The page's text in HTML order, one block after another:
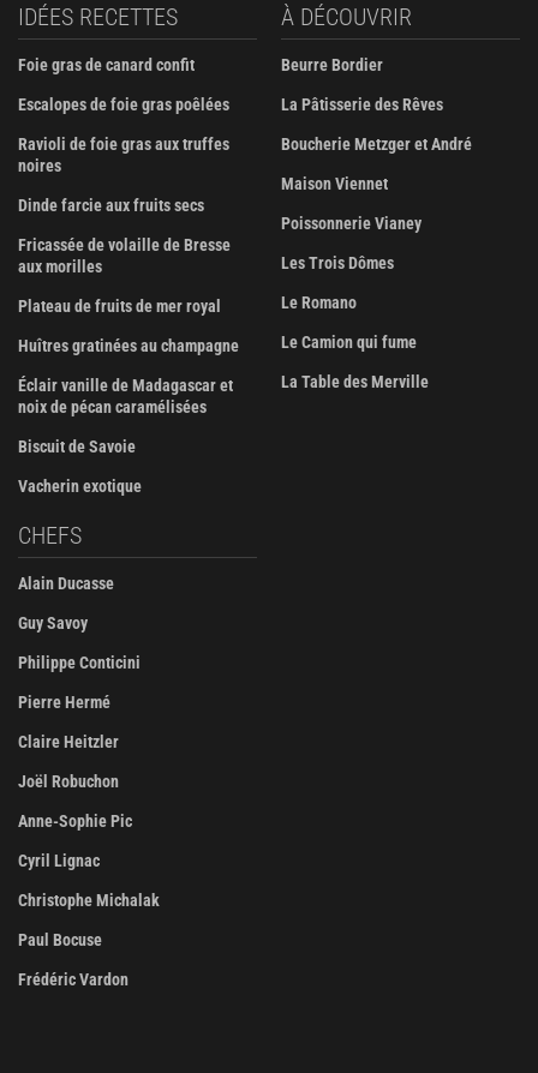
IDÉES RECETTES
Foie gras de canard confit
Escalopes de foie gras poêlées
Ravioli de foie gras aux truffes
noires
Dinde farcie aux fruits secs
Fricassée de volaille de Bresse
aux morilles
Plateau de fruits de mer royal
Huîtres gratinées au champagne
Éclair vanille de Madagascar et
noix de pécan caramélisées
Biscuit de Savoie
Vacherin exotique
À DÉCOUVRIR
Beurre Bordier
La Pâtisserie des Rêves
Boucherie Metzger et André
Maison Viennet
Poissonnerie Vianey
Les Trois Dômes
Le Romano
Le Camion qui fume
La Table des Merville
CHEFS
Alain Ducasse
Guy Savoy
Philippe Conticini
Pierre Hermé
Claire Heitzler
Joël Robuchon
Anne-Sophie Pic
Cyril Lignac
Christophe Michalak
Paul Bocuse
Frédéric Vardon